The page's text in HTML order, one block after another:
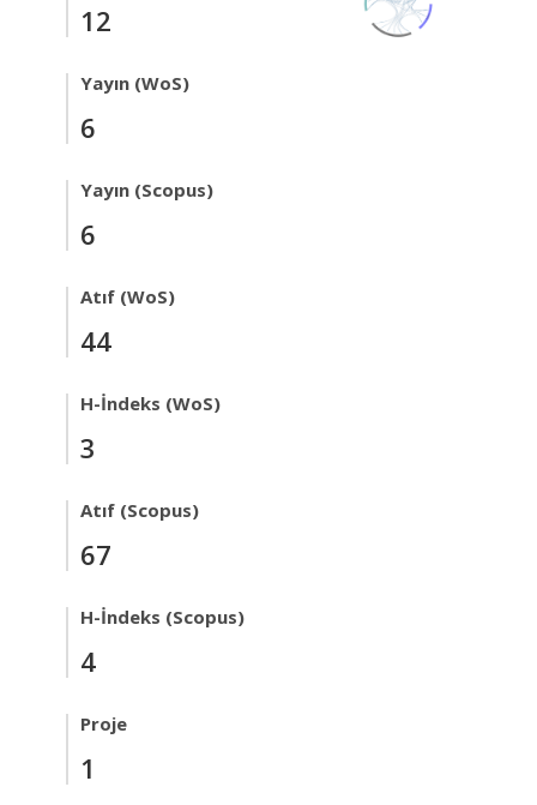
12
Yayın (WoS)
6
Yayın (Scopus)
6
Atıf (WoS)
44
H-İndeks (WoS)
3
Atıf (Scopus)
67
H-İndeks (Scopus)
4
Proje
1